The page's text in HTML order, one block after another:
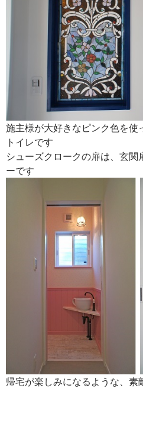
施主様が大好きなピンク色を使
トイレです
シューズクロークの扉は、玄
ーです
帰宅が楽しみになるような、素